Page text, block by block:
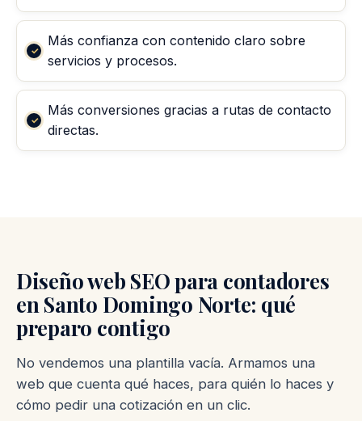
Más confianza con contenido claro sobre
servicios y procesos.
Más conversiones gracias a rutas de contacto
directas.
Diseño web SEO para contadores
en Santo Domingo Norte: qué
preparo contigo
No vendemos una plantilla vacía. Armamos una
web que cuenta qué haces, para quién lo haces y
cómo pedir una cotización en un clic.